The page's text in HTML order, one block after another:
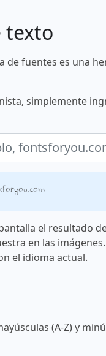
texto
de fuentes es una
simplemente
el resultado
en las
el idioma actual.
(A-Z) y